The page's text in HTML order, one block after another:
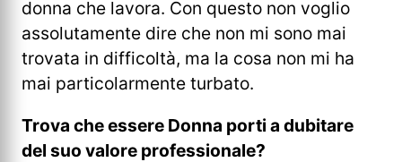
donna che lavora. Con questo non voglio
assolutamente dire che non mi sono mai
trovata in difficoltà, ma la cosa non mi ha
mai particolarmente turbato.
Trova che essere Donna porti a dubitare
del suo valore professionale?